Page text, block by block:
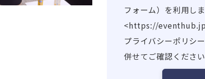
フォーム）を利用し
<https://
プライバシーポリ
併せてご確認ください